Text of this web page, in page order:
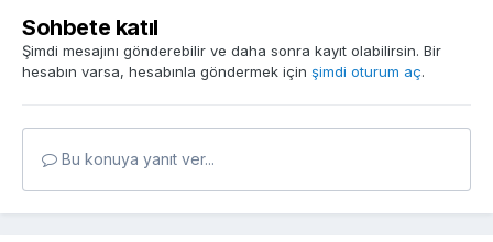
Sohbete katıl
Şimdi mesajını gönderebilir ve daha sonra kayıt olabilirsin. Bir
hesabın varsa, hesabınla göndermek için şimdi oturum aç.
Bu konuya yanıt ver...